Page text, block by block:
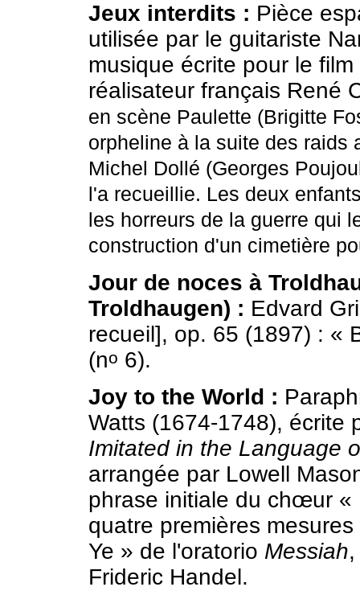
Jeux interdits : Pièce
utilisée par le guitariste
musique écrite pour le
réalisateur français René
en scène Paulette (Brigitte
orpheline à la suite des raids
Michel Dollé (Georges
l'a recueillie. Les deux
les horreurs de la guerre qui
construction d'un cimetière
Jour de noces à
Troldhaugen) : Edvard
recueil], op. 65 (1897) : «
(no 6).
Joy to the World :
Watts (1674-1748), écrite
Imitated in the Language
arrangée par Lowell
phrase initiale du chœur «
quatre premières
Ye » de l'oratorio Messiah
Frideric Handel.